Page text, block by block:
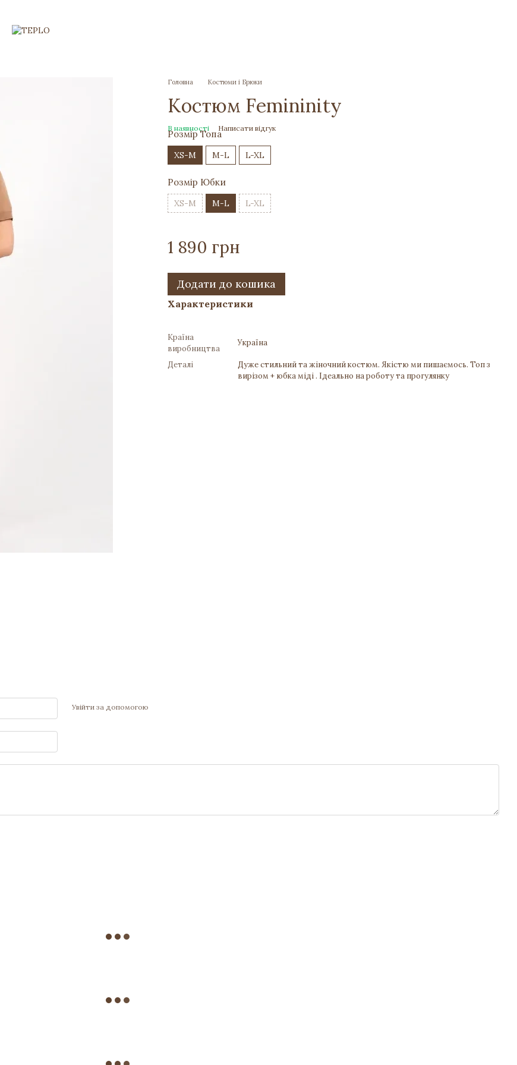
Головна Костюми і Брюки
Костюм Femininity
В наявності Написати відгук
Розмір Топа
XS-M M-L L-XL
Розмір Юбки
XS-M M-L L-XL
1 890 грн
Додати до кошика
Характеристики
Країна
виробництва
Україна
Деталі
Дуже стильний та жіночний костюм. Якістю ми пишаємось. Топ з
вирізом + юбка міді . Ідеально на роботу та прогулянку
Увійти за допомогою